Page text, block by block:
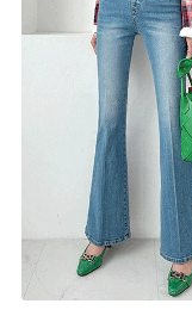
올리브 투오비 부츠컷
▨리미티드 고별전
pt4339 [26~29]